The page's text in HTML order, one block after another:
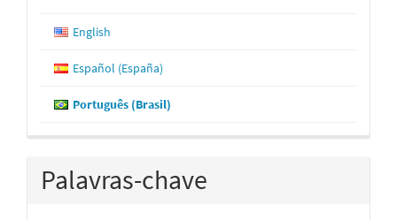
English
Español (España)
Português (Brasil)
Palavras-chave